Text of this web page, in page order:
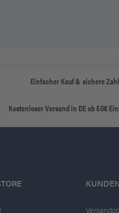
Einfacher Kauf & sichere
Kostenloser Versand in DE ab 50€